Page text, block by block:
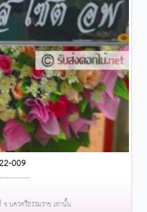
009
.นครศรีธรรมราช เท่านั้น